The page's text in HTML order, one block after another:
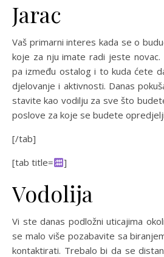
Jarac
Vaš primarni interes kada se o
koje za nju imate radi jeste
pa između ostalog i to kuda ćete
djelovanje i aktivnosti. Danas
stavite kao vodilju za sve što
poslove za koje se budete
[/tab]
[tab title=
]
Vodolija
Vi ste danas podložni uticajima
se malo više pozabavite sa
kontaktirati. Trebalo bi da se